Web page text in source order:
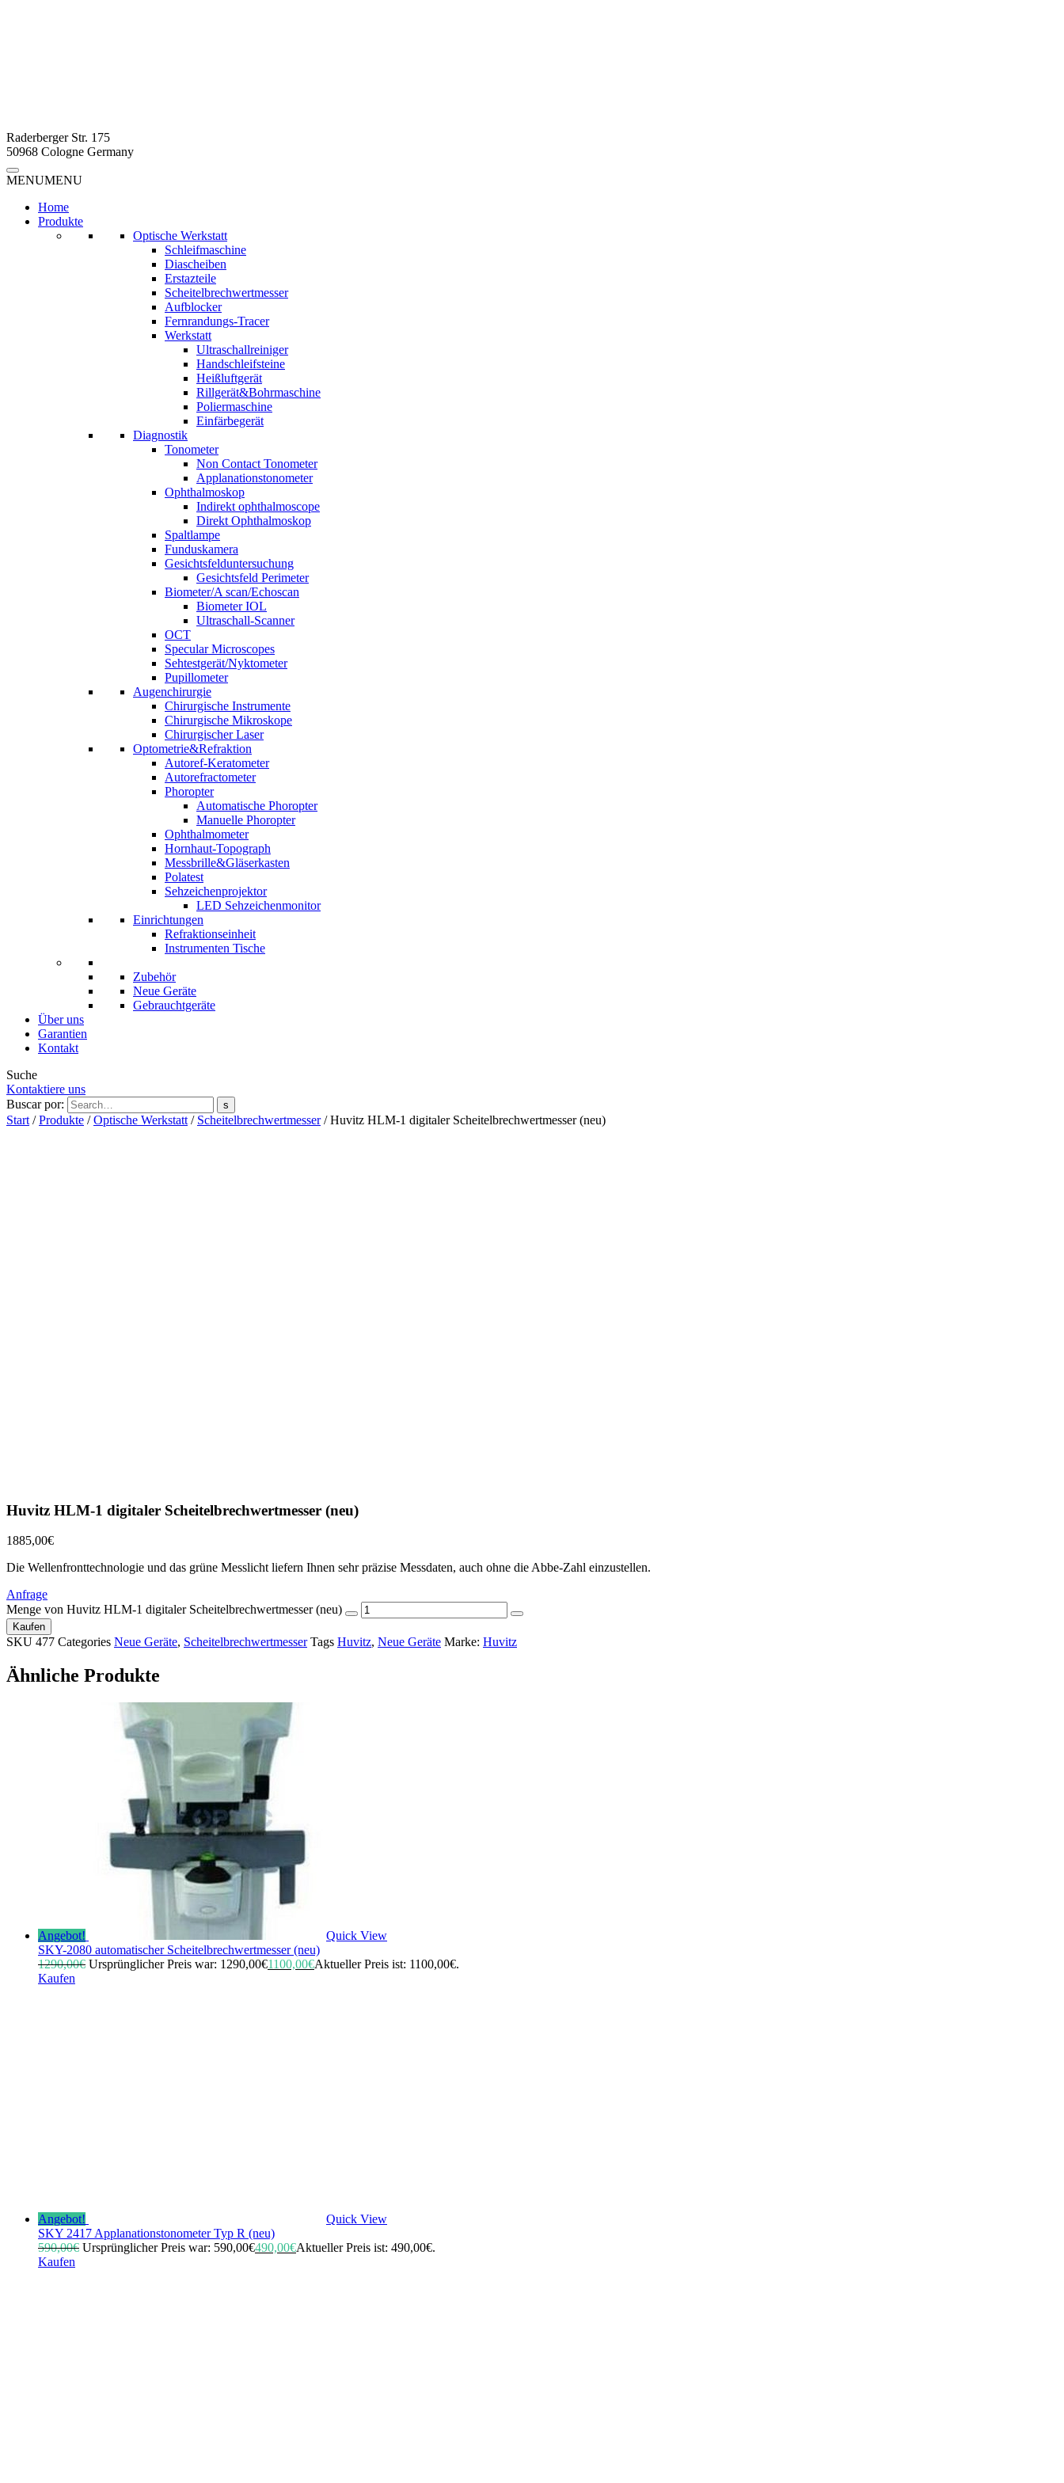
Raderberger Str. 175
50968 Cologne Germany
MENUMENU
Home
Produkte
Optische Werkstatt
Schleifmaschine
Diascheiben
Erstazteile
Scheitelbrechwertmesser
Aufblocker
Fernrandungs-Tracer
Werkstatt
Ultraschallreiniger
Handschleifsteine
Heißluftgerät
Rillgerät&Bohrmaschine
Poliermaschine
Einfärbegerät
Diagnostik
Tonometer
Non Contact Tonometer
Applanationstonometer
Ophthalmoskop
Indirekt ophthalmoscope
Direkt Ophthalmoskop
Spaltlampe
Funduskamera
Gesichtsfelduntersuchung
Gesichtsfeld Perimeter
Biometer/A scan/Echoscan
Biometer IOL
Ultraschall-Scanner
OCT
Specular Microscopes
Sehtestgerät/Nyktometer
Pupillometer
Augenchirurgie
Chirurgische Instrumente
Chirurgische Mikroskope
Chirurgischer Laser
Optometrie&Refraktion
Autoref-Keratometer
Autorefractometer
Phoropter
Automatische Phoropter
Manuelle Phoropter
Ophthalmometer
Hornhaut-Topograph
Messbrille&Gläserkasten
Polatest
Sehzeichenprojektor
LED Sehzeichenmonitor
Einrichtungen
Refraktionseinheit
Instrumenten Tische
Zubehör
Neue Geräte
Gebrauchtgeräte
Über uns
Garantien
Kontakt
Suche
Kontaktiere uns
Buscar por:
s
Start /Produkte /Optische Werkstatt / Scheitelbrechwertmesser/ Huvitz HLM-1 digitaler Scheitelbrechwertmesser (neu)
Huvitz HLM-1 digitaler Scheitelbrechwertmesser (neu)
1885,00€
Die Wellenfronttechnologie und das grüne Messlicht liefern Ihnen sehr präzise Messdaten, auch ohne die Abbe-Zahl einzustellen.
Anfrage
Menge von Huvitz HLM-1 digitaler Scheitelbrechwertmesser (neu)
Kaufen
SKU 477 Categories Neue Geräte, Scheitelbrechwertmesser Tags Huvitz, Neue Geräte Marke: Huvitz
Ähnliche Produkte
Angebot!
Quick View
SKY-2080 automatischer Scheitelbrechwertmesser (neu)
1290,00€ Ursprünglicher Preis war: 1290,00€1100,00€Aktueller Preis ist: 1100,00€.
Kaufen
Angebot!
Quick View
SKY 2417 Applanationstonometer Typ R (neu)
590,00€ Ursprünglicher Preis war: 590,00€490,00€Aktueller Preis ist: 490,00€.
Kaufen